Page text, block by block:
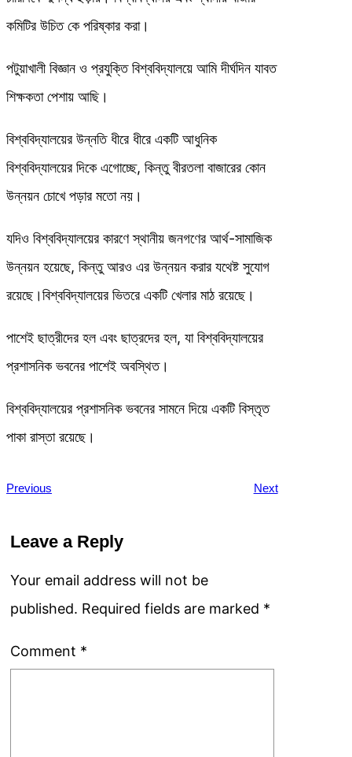
কমিটির উচিত কে পরিষ্কার করা।
পটুয়াখালী বিজ্ঞান ও প্রযুক্তি বিশ্ববিদ্যালয়ে আমি দীর্ঘদিন যাবত
শিক্ষকতা পেশায় আছি।
বিশ্ববিদ্যালয়ের উন্নতি ধীরে ধীরে একটি আধুনিক
বিশ্ববিদ্যালয়ের দিকে এগোচ্ছে, কিন্তু বীরতলা বাজারের কোন
উন্নয়ন চোখে পড়ার মতো নয়।
যদিও বিশ্ববিদ্যালয়ের কারণে স্থানীয় জনগণের আর্থ-সামাজিক
উন্নয়ন হয়েছে, কিন্তু আরও এর উন্নয়ন করার যথেষ্ট সুযোগ
রয়েছে।বিশ্ববিদ্যালয়ের ভিতরে একটি খেলার মাঠ রয়েছে।
পাশেই ছাত্রীদের হল এবং ছাত্রদের হল, যা বিশ্ববিদ্যালয়ের
প্রশাসনিক ভবনের পাশেই অবস্থিত।
বিশ্ববিদ্যালয়ের প্রশাসনিক ভবনের সামনে দিয়ে একটি বিস্তৃত
পাকা রাস্তা রয়েছে।
Previous Next
Leave a Reply
Your email address will not be
published. Required fields are marked *
Comment *